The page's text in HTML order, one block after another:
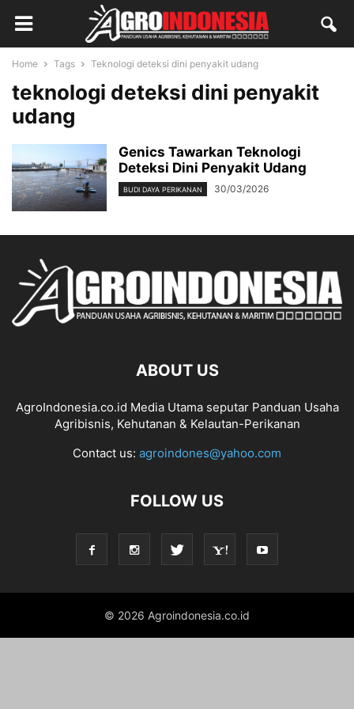
Home Tags Teknologi deteksi dini penyakit udang
teknologi deteksi dini penyakit
udang
Genics Tawarkan Teknologi
Deteksi Dini Penyakit Udang
BUDI DAYA PERIKANAN 30/03/2026
ABOUT US
AgroIndonesia.co.id Media Utama seputar Panduan Usaha
Agribisnis, Kehutanan & Kelautan-Perikanan
Contact us: agroindones@yahoo.com
FOLLOW US
© 2026 Agroindonesia.co.id